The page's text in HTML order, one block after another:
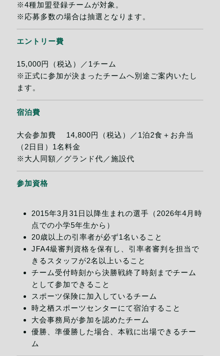
※4種加盟登録チームが対象。
※応募多数の場合は抽選となります。
エントリー費
15,000円（税込）／1チーム
※正式に参加が決まったチームへ別途ご案内いたし
ます。
宿泊費
大会参加費 14,800円（税込）／1泊2食＋お弁当
（2日目）1名料金
※大人同額／グランド代／施設代
参加資格
2015年3月31日以降生まれの選手（2026年4月時
点での小学5年生から）
20歳以上の引率者が必ず1名いること
JFA4級審判資格を保有し、引率者審判を担当で
きるスタッフが2名以上いること
チーム受付時刻から決勝戦終了時刻までチーム
として参加できること
スポーツ保険に加入しているチーム
時之栖スポーツセンターにて宿泊すること
大会事務局が参加を認めたチーム
優勝、準優勝した場合、本戦に出場できるチー
ム